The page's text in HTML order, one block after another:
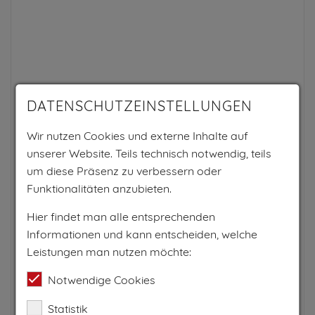
DATENSCHUTZEINSTELLUNGEN
Wir nutzen Cookies und externe Inhalte auf
unserer Website. Teils technisch notwendig, teils
um diese Präsenz zu verbessern oder
Funktionalitäten anzubieten.
Hier findet man alle entsprechenden
Informationen und kann entscheiden, welche
Leistungen man nutzen möchte:
Notwendige Cookies
Statistik